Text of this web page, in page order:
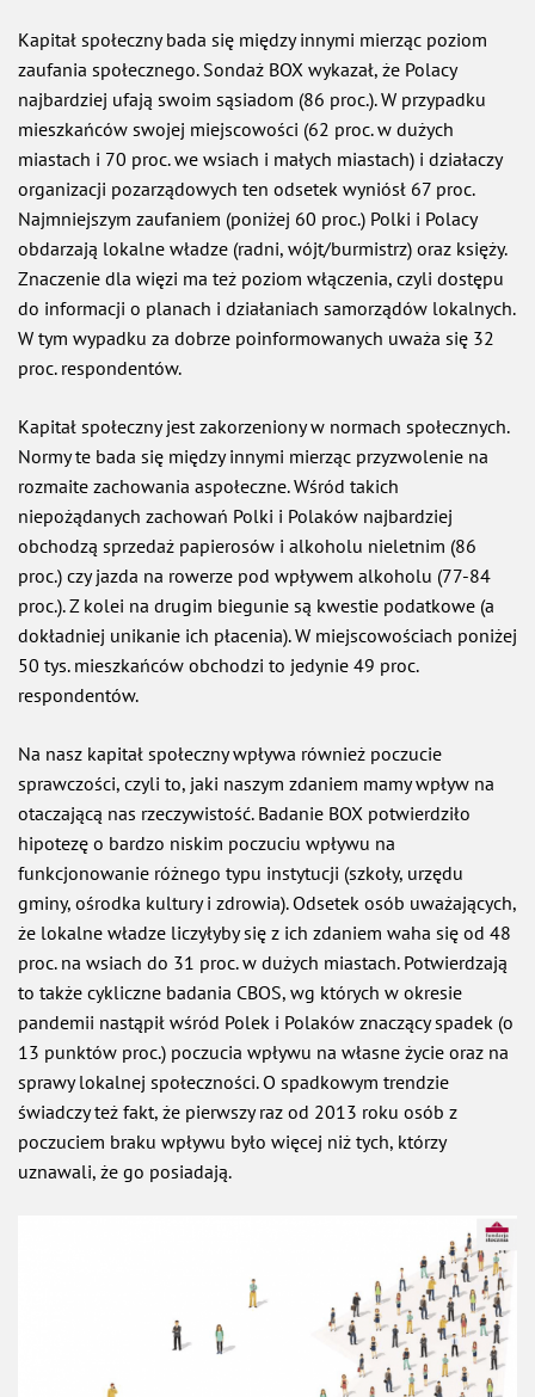
Kapitał społeczny bada się między innymi mierząc poziom
zaufania społecznego. Sondaż BOX wykazał, że Polacy
najbardziej ufają swoim sąsiadom (86 proc.). W przypadku
mieszkańców swojej miejscowości (62 proc. w dużych
miastach i 70 proc. we wsiach i małych miastach) i działaczy
organizacji pozarządowych ten odsetek wyniósł 67 proc.
Najmniejszym zaufaniem (poniżej 60 proc.) Polki i Polacy
obdarzają lokalne władze (radni, wójt/burmistrz) oraz księży.
Znaczenie dla więzi ma też poziom włączenia, czyli dostępu
do informacji o planach i działaniach samorządów lokalnych.
W tym wypadku za dobrze poinformowanych uważa się 32
proc. respondentów.
Kapitał społeczny jest zakorzeniony w normach społecznych.
Normy te bada się między innymi mierząc przyzwolenie na
rozmaite zachowania aspołeczne. Wśród takich
niepożądanych zachowań Polki i Polaków najbardziej
obchodzą sprzedaż papierosów i alkoholu nieletnim (86
proc.) czy jazda na rowerze pod wpływem alkoholu (77-84
proc.). Z kolei na drugim biegunie są kwestie podatkowe (a
dokładniej unikanie ich płacenia). W miejscowościach poniżej
50 tys. mieszkańców obchodzi to jedynie 49 proc.
respondentów.
Na nasz kapitał społeczny wpływa również poczucie
sprawczości, czyli to, jaki naszym zdaniem mamy wpływ na
otaczającą nas rzeczywistość. Badanie BOX potwierdziło
hipotezę o bardzo niskim poczuciu wpływu na
funkcjonowanie różnego typu instytucji (szkoły, urzędu
gminy, ośrodka kultury i zdrowia). Odsetek osób uważających,
że lokalne władze liczyłyby się z ich zdaniem waha się od 48
proc. na wsiach do 31 proc. w dużych miastach. Potwierdzają
to także cykliczne badania CBOS, wg których w okresie
pandemii nastąpił wśród Polek i Polaków znaczący spadek (o
13 punktów proc.) poczucia wpływu na własne życie oraz na
sprawy lokalnej społeczności. O spadkowym trendzie
świadczy też fakt, że pierwszy raz od 2013 roku osób z
poczuciem braku wpływu było więcej niż tych, którzy
uznawali, że go posiadają.